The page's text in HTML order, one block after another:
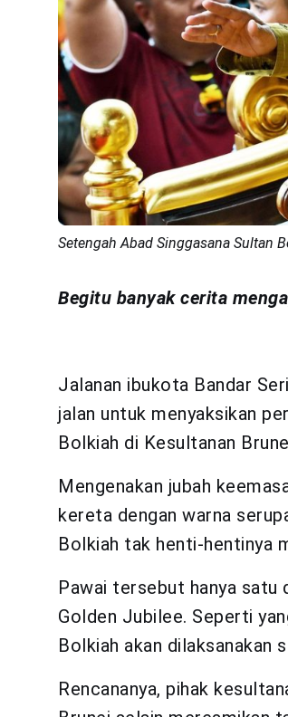
Setengah Abad Singgasana Sultan
Begitu banyak cerita
Jalanan ibukota Bandar
jalan untuk menyaksikan
Bolkiah di Kesultanan
Mengenakan jubah
kereta dengan warna
Bolkiah tak henti-hentinya
Pawai tersebut hanya satu
Golden Jubilee. Seperti
Bolkiah akan dilaksanakan
Rencananya, pihak